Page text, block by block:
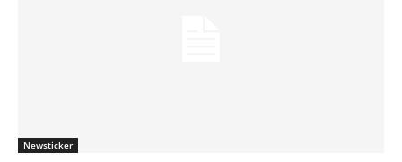
Newsticker